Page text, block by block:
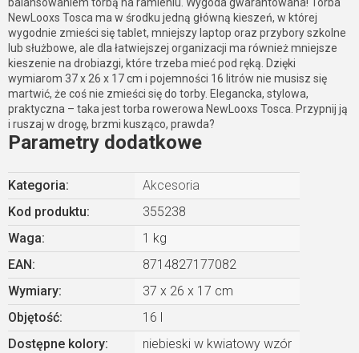
NewLooxs Tosca ma w środku jedną główną kieszeń, w której
wygodnie zmieści się tablet, mniejszy laptop oraz przybory szkolne
lub służbowe, ale dla łatwiejszej organizacji ma również mniejsze
kieszenie na drobiazgi, które trzeba mieć pod ręką. Dzięki
wymiarom 37 x 26 x 17 cm i pojemności 16 litrów nie musisz się
martwić, że coś nie zmieści się do torby. Elegancka, stylowa,
praktyczna – taka jest torba rowerowa NewLooxs Tosca. Przypnij ją
i ruszaj w drogę, brzmi kusząco, prawda?
Parametry dodatkowe
Kategoria:
Akcesoria
Kod produktu:
355238
Waga:
1 kg
EAN:
8714827177082
Wymiary:
37 x 26 x 17 cm
Objętość:
16 l
Dostępne kolory:
niebieski w kwiatowy wzór